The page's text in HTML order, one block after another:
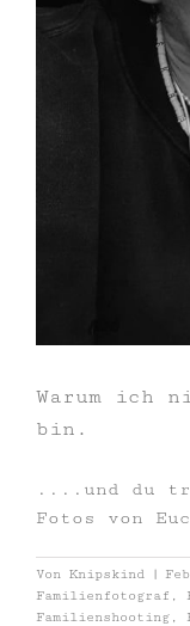
Warum ich
bin.
....und du
Fotos von
Von Knipskind |
Familienfotograf
Familienshooting